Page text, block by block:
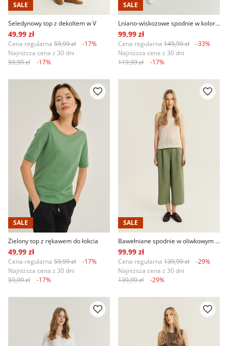
SALE
Seledynowy top z dekoltem w V
49,99 zł
Cena regularna 59,99 zł
-17%
Najniższa cena z 30 dni
59,99 zł
-17%
SALE
Lniano-wiskozowe spodnie w kolorze khaki
99,99 zł
Cena regularna 149,99 zł
-33%
Najniższa cena z 30 dni
119,99 zł
-17%
SALE
Zielony top z rękawem do łokcia
49,99 zł
Cena regularna 59,99 zł
-17%
Najniższa cena z 30 dni
59,99 zł
-17%
SALE
Bawełniane spodnie w oliwkowym odcieniu zieleni
99,99 zł
Cena regularna 139,99 zł
-29%
Najniższa cena z 30 dni
139,99 zł
-29%